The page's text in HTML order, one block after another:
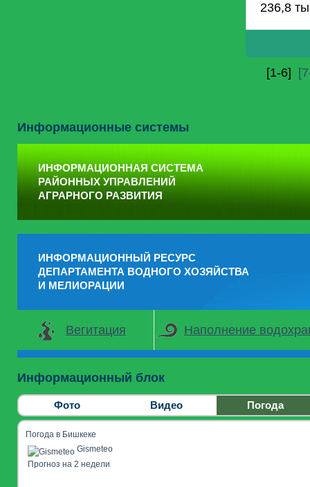
236,8
[1-6]
Информационные системы
ИНФОРМАЦИОННАЯ СИСТЕМА
РАЙОННЫХ УПРАВЛЕНИЙ
АГРАРНОГО РАЗВИТИЯ
ИНФОРМАЦИОННЫЙ РЕСУРС
ДЕПАРТАМЕНТА ВОДНОГО ХОЗЯЙСТВА
И МЕЛИОРАЦИИ
Вегитация Наполнение
Информационный блок
Фото Видео Погода
Погода в Бишкеке
Gismeteo
Прогноз на 2 недели